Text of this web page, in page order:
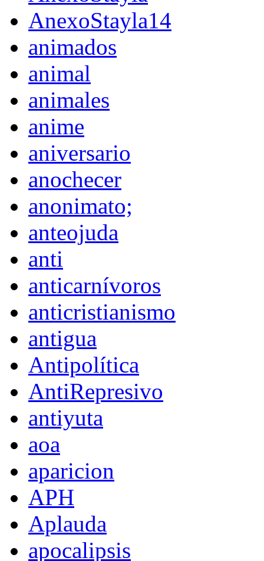
AnexoStayla14
animados
animal
animales
anime
aniversario
anochecer
anonimato;
anteojuda
anti
anticarnívoros
anticristianismo
antigua
Antipolítica
AntiRepresivo
antiyuta
aoa
aparicion
APH
Aplauda
apocalipsis